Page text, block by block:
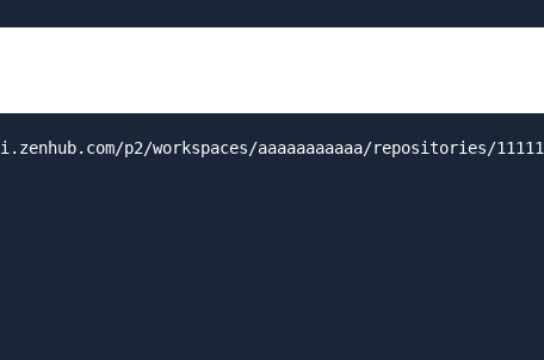
p2/workspaces/aaaaaaaaaaa/repositories/